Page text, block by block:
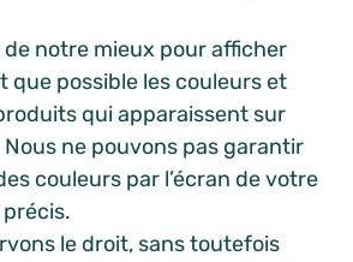
notre mieux pour afficher
que possible les couleurs et
qui apparaissent sur
ne pouvons pas garantir
couleurs par l’écran de votre
le droit, sans toutefois